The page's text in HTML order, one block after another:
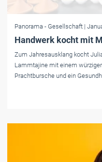
Panorama - Gesellschaft |
Handwerk kocht mit
Zum Jahresausklang kocht
Lammtajine mit einem
Prachtbursche und ein